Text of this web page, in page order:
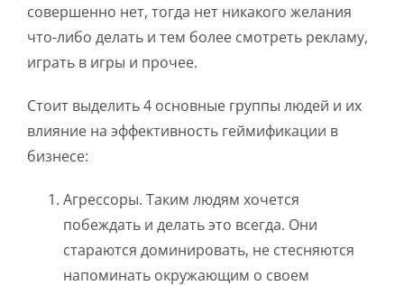
совершенно нет, тогда нет никакого желания
что-либо делать и тем более смотреть рекламу,
играть в игры и прочее.
Стоит выделить 4 основные группы людей и их
влияние на эффективность геймификации в
бизнесе:
Агрессоры. Таким людям хочется
побеждать и делать это всегда. Они
стараются доминировать, не стесняются
напоминать окружающим о своем